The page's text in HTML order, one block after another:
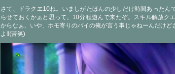
さて、ドラクエ10ね。いましがたほんの少しだけ時間あったん
らせておくかぁと思って。10分程遊んで来たぞ。スキル解放ク
からなぁ。いや、ホモ寄りのバイの俺が言う事じゃねーんだけ
よ!!(苦笑)